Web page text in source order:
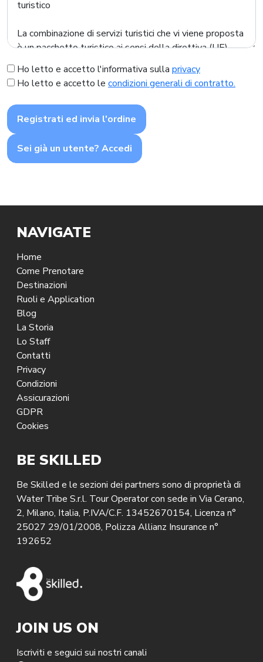
Ho letto e accetto l'informativa sulla privacy
Ho letto e accetto le condizioni generali di contratto.
NAVIGATE
Home
Come Prenotare
Destinazioni
Ruoli e Application
Blog
La Storia
Lo Staff
Contatti
Privacy
Condizioni
Assicurazioni
GDPR
Cookies
BE SKILLED
Be Skilled e le sezioni dei partners sono di proprietà di
Water Tribe S.r.l. Tour Operator con sede in Via Cerano,
2, Milano, Italia, P.IVA/C.F. 13452670154, Licenza n°
25027 29/01/2008, Polizza Allianz Insurance n°
192652
JOIN US ON
Iscriviti e seguici sui nostri canali